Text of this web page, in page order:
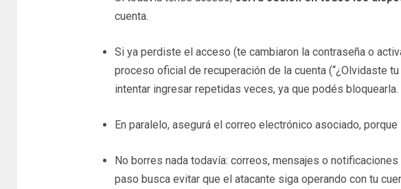
cuenta.
Si ya perdiste el acceso (te cambiaron la contraseña o
proceso oficial de recuperación de la cuenta (“¿Olvidaste
intentar ingresar repetidas veces, ya que podés bloquearla.
En paralelo, asegurá el correo electrónico asociado,
No borres nada todavía: correos, mensajes o
paso busca evitar que el atacante siga operando con tu